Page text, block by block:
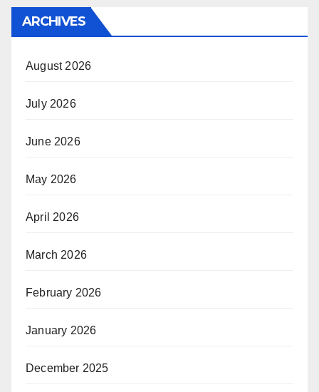
ARCHIVES
August 2026
July 2026
June 2026
May 2026
April 2026
March 2026
February 2026
January 2026
December 2025